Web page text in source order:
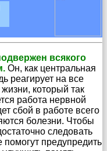
всякого
Он, как центральная
реагирует на все
который так
работа нервной
сбой в работе всего
болезни. Чтобы
следовать
предупредить